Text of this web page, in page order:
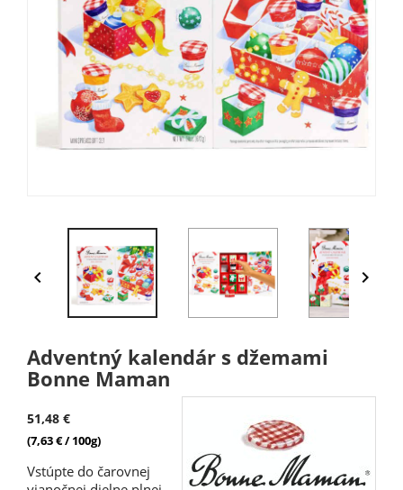
 
Adventný kalendár s džemami
Bonne Maman
51,48 €
(7,63 € / 100g)
Vstúpte do čarovnej